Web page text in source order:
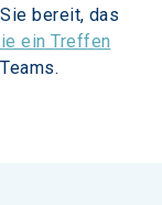
bereit, das
ein Treffen